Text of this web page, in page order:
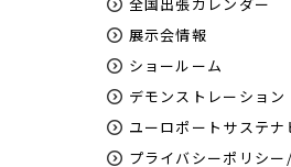
全国出張カレンダー
展示会情報
ショールーム
デモンストレーション
ユーロポートサステナ
プライバシーポリシー/